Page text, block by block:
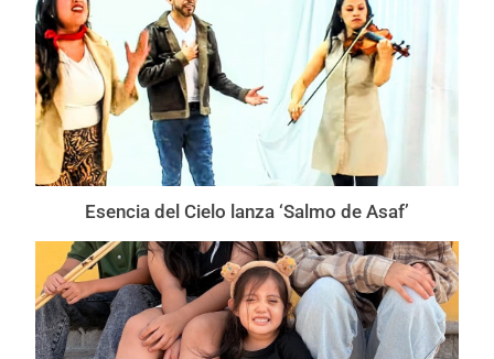
Esencia del Cielo lanza ‘Salmo de Asaf’